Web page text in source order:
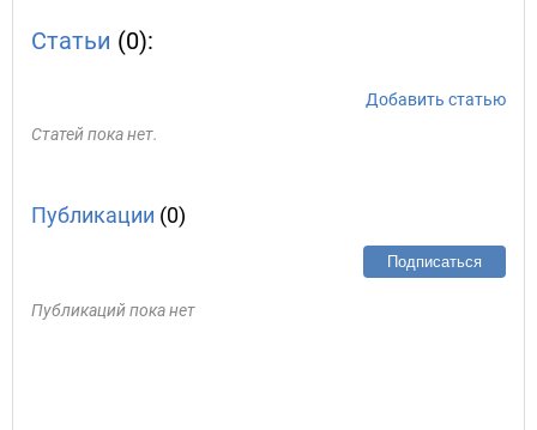
Статьи (0):
Добавить статью
Статей пока нет.
Публикации (0)
Подписаться
Публикаций пока нет